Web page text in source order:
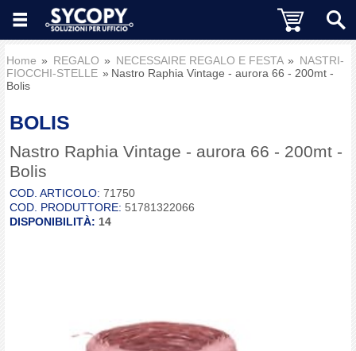
Home REGALO NECESSAIRE REGALO E FESTA
NASTRI-
FIOCCHI-STELLE
Nastro Raphia Vintage - aurora 66 - 200mt -
Bolis
BOLIS
Nastro Raphia Vintage - aurora 66 - 200mt -
Bolis
COD. ARTICOLO: 71750
COD. PRODUTTORE: 51781322066
DISPONIBILITÀ: 14